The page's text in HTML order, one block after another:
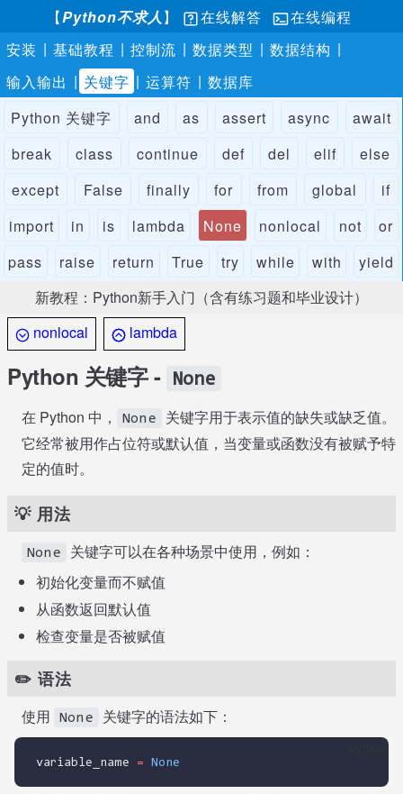
【Python不求人】 在线解答
在线编程
安装 | 基础教程 | 控制流 | 数据类型 | 数据结构 |
输入输出 | 关键字 | 运算符 | 数据库
Python 关键字
and as assert async
await
break
class continue def del elif
else
except
False finally for from global
if
import
in is lambda None nonlocal not
or
pass
raise return True try while with
yield
新教程：Python新手入门（含有练习题和毕业设计）
nonlocal
lambda
Python 关键字 - None
在 Python 中， None
关键字用于表示值的缺失或缺乏值。
它经常被用作占位符或默认值，当变量或函数没有被赋予特
定的值时。
💡 用法
None
关键字可以在各种场景中使用，例如：
初始化变量而不赋值
从函数返回默认值
检查变量是否被赋值
✏️ 语法
使用 None 关键字的语法如下：
variable_name = None